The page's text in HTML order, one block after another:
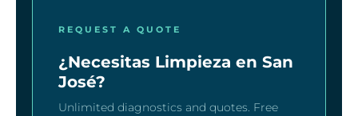
REQUEST A QUOTE
¿Necesitas Limpieza en San
José?
Unlimited diagnostics and quotes. Free